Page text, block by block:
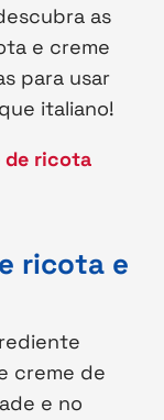
as
e creme
para usar
italiano!
de ricota
ricota e
creme de
e no